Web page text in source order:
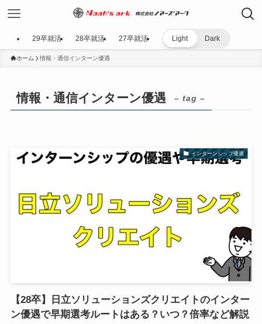
29卒就活 28卒就活 27卒就活 Light Dark
ホーム 情報・通信インターン優遇
情報・通信インターン優遇 – tag –
インターンシップ優遇
【28卒】日立ソリューションズクリエイトのインター
ン優遇で早期選考ルートはある？いつ？倍率など解説